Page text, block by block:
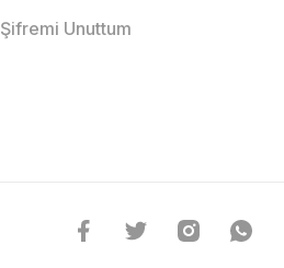
Şifremi Unuttum